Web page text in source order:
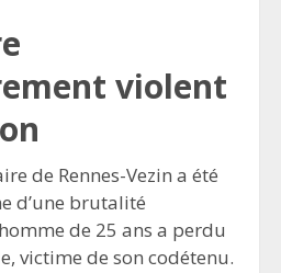
violent
de Rennes-Vezin a été
d’une brutalité
de 25 ans a perdu
victime de son codétenu.